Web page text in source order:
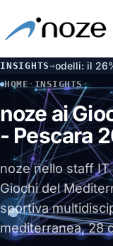
INSIGHTS→
dai modelli: il 26%
HOME · INSIGHTS·
NOZE AI GIOCHI DEL
noze ai
- Pescara
noze nello staff
Giochi del
sportiva
mediterranea, 28